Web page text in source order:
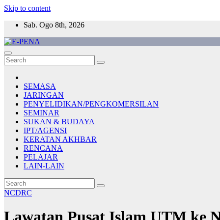
Skip to content
Sab. Ogo 8th, 2026
E-PENA
Berita Digital Terkini
SEMASA
JARINGAN
PENYELIDIKAN/PENGKOMERSILAN
SEMINAR
SUKAN & BUDAYA
IPT/AGENSI
KERATAN AKHBAR
RENCANA
PELAJAR
LAIN-LAIN
NCDRC